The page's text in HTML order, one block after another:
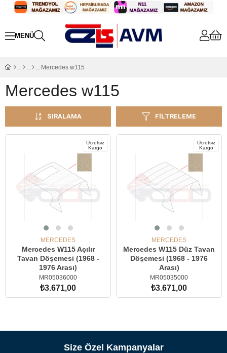
Mercedes w115
Mercedes w115
FILTRELEME
SIRALAMA
Ücretsiz
Kargo
MERCEDES
Mercedes W115 Açılır
Tavan Döşemesi (1968 -
1976 Arası)
MR05036000
₺3.671,00
Ücretsiz
Kargo
MERCEDES
Mercedes W115 Düz Tavan
Döşemesi (1968 - 1976
Arası)
MR05035000
₺3.671,00
Size Özel Kampanyalar